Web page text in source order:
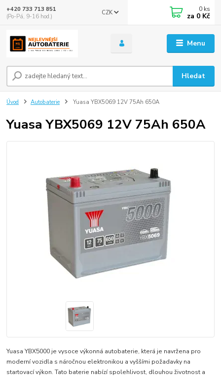
Menu
CZK
Hledat
+420 733 713 851
(Po-Pá, 9-16 hod.)
0 ks
za 0 Kč
Úvod Autobaterie Yuasa YBX5069 12V 75Ah 650A
Yuasa YBX5069 12V 75Ah 650A
Yuasa YBX5000 je vysoce výkonná autobaterie, která je navržena pro
moderní vozidla s náročnou elektronikou a vyššími požadavky na
startovací výkon. Tato baterie nabízí spolehlivost, dlouhou životnost a